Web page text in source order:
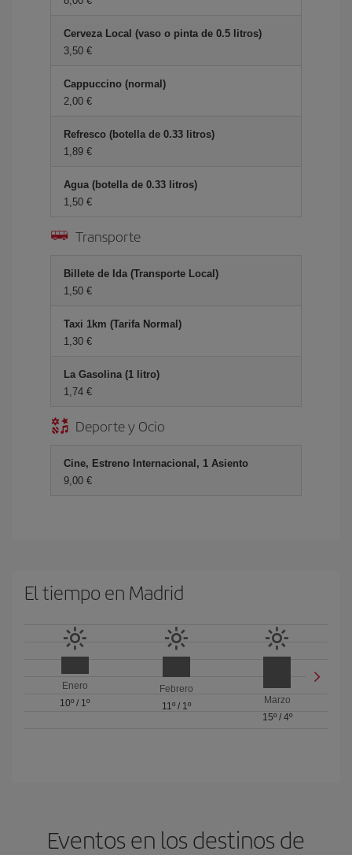
Cerveza Local (vaso o pinta de 0.5 litros)
3,50 €
Cappuccino (normal)
2,00 €
Refresco (botella de 0.33 litros)
1,89 €
Agua (botella de 0.33 litros)
1,50 €
Transporte
Billete de Ida (Transporte Local)
1,50 €
Taxi 1km (Tarifa Normal)
1,30 €
La Gasolina (1 litro)
1,74 €
Deporte y Ocio
Cine, Estreno Internacional, 1 Asiento
9,00 €
El tiempo en Madrid
Enero
10º / 1º
Febrero
11º/ 1º
Marzo
15º/ 4º
Eventos en los destinos de